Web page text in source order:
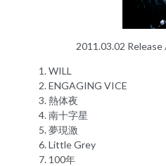
2011.03.02
WILL
ENGAGING VICE
熱体夜
南十字星
夢現激
Little Grey
100年